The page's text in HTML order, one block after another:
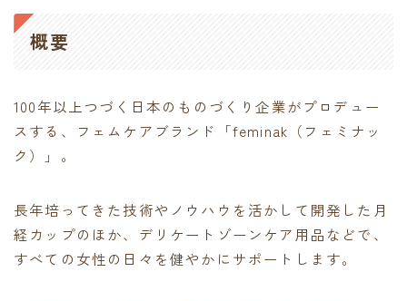
概要
100年以上つづく日本のものづくり企業がプロデュー
スする、フェムケアブランド「feminak（フェミナッ
ク）」。
長年培ってきた技術やノウハウを活かして開発した月
経カップのほか、デリケートゾーンケア用品などで、
すべての女性の日々を健やかにサポートします。